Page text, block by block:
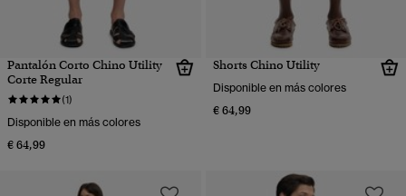
Pantalón Corto Chino Utility
Corte Regular
(1)
Disponible en más colores
€ 64,99
Shorts Chino Utility
Disponible en más colores
€ 64,99